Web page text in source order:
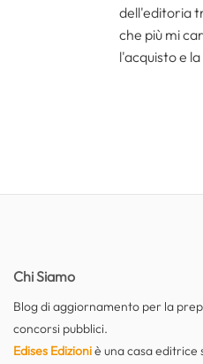
dell'editoria
che più mi
l'acquisto e
Chi Siamo
Blog di aggiornamento per la
concorsi pubblici.
Edises Edizioniè una casa editrice